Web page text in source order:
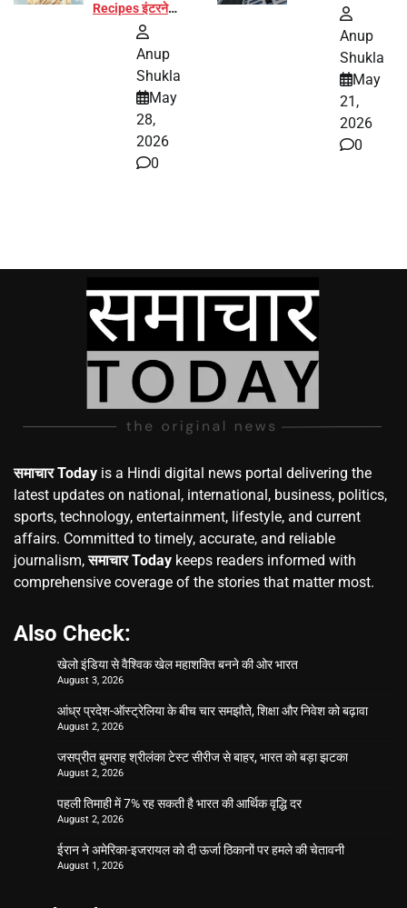
Recipes इंटरनेट
पर हुईं वायरल
Anup
Shukla
May
28,
2026
0
Anup
Shukla
May
21,
2026
0
समाचार Today is a Hindi digital news portal delivering the
latest updates on national, international, business, politics,
sports, technology, entertainment, lifestyle, and current
affairs. Committed to timely, accurate, and reliable
journalism,समाचार Today keeps readers informed with
comprehensive coverage of the stories that matter most.
Also Check:
खेलो इंडिया से वैश्विक खेल महाशक्ति बनने की ओर भारत
August 3, 2026
आंध्र प्रदेश-ऑस्ट्रेलिया के बीच चार समझौते, शिक्षा और निवेश को बढ़ावा
August 2, 2026
जसप्रीत बुमराह श्रीलंका टेस्ट सीरीज से बाहर, भारत को बड़ा झटका
August 2, 2026
पहली तिमाही में 7% रह सकती है भारत की आर्थिक वृद्धि दर
August 2, 2026
ईरान ने अमेरिका-इजरायल को दी ऊर्जा ठिकानों पर हमले की चेतावनी
August 1, 2026